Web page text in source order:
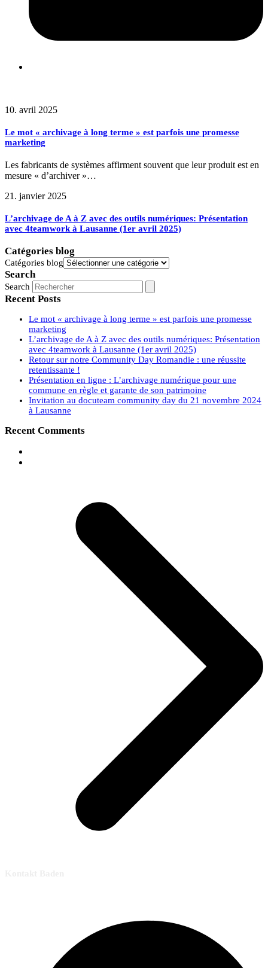
10. avril 2025
Le mot « archivage à long terme » est parfois une promesse
marketing
Les fabricants de systèmes affirment souvent que leur produit est en
mesure « d’archiver »…
21. janvier 2025
L’archivage de A à Z avec des outils numériques: Présentation
avec 4teamwork à Lausanne (1er avril 2025)
Catégories blog
Catégories blog
Search
Search
Recent Posts
Le mot « archivage à long terme » est parfois une promesse
marketing
L’archivage de A à Z avec des outils numériques: Présentation
avec 4teamwork à Lausanne (1er avril 2025)
Retour sur notre Community Day Romandie : une réussite
retentissante !
Présentation en ligne : L’archivage numérique pour une
commune en règle et garante de son patrimoine
Invitation au docuteam community day du 21 novembre 2024
à Lausanne
Recent Comments